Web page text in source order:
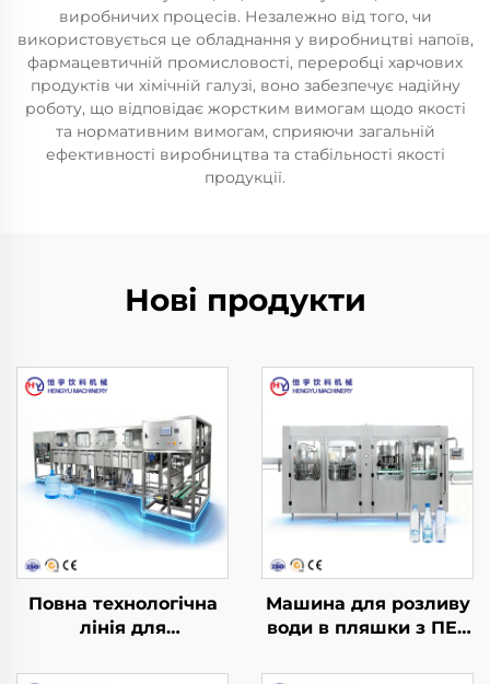
виробничих процесів. Незалежно від того, чи
використовується це обладнання у виробництві напоїв,
фармацевтичній промисловості, переробці харчових
продуктів чи хімічній галузі, воно забезпечує надійну
роботу, що відповідає жорстким вимогам щодо якості
та нормативним вимогам, сприяючи загальній
ефективності виробництва та стабільності якості
продукції.
Нові продукти
Повна технологічна
лінія для
бочкової води
Машина для розливу
води в пляшки з ПЕТ